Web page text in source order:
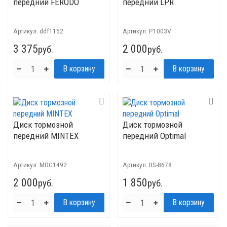
передний FERODO
Артикул: ddf1152
3 375руб.
передний LPR
Артикул: P1003V
2 000руб.
Диск тормозной
передний MINTEX
Артикул: MDC1492
2 000руб.
Диск тормозной
передний Optimal
Артикул: BS-8678
1 850руб.